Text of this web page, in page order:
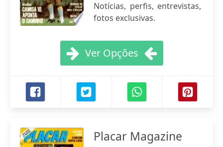
Notícias, perfis, entrevistas,
fotos exclusivas.
Ver Opções
Placar Magazine